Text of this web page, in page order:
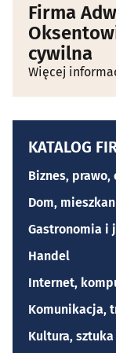
Firma
cywilna
Więcej
KATALOG
Biznes, prawo,
Dom,
Gastronomia i
Handel
Internet,
Komunikacja,
Kultura, sztuka